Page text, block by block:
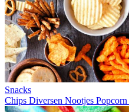
Snacks
Chips Diversen Nootjes Popcorn